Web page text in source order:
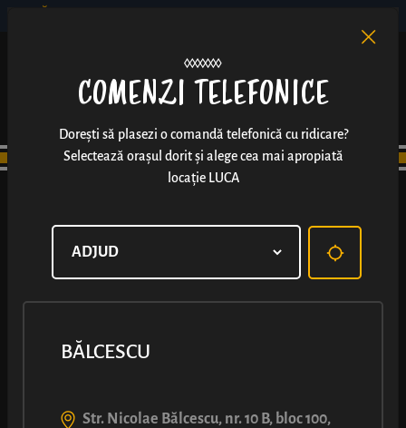
COMENZI TELEFONICE
Dorești să plasezi o comandă telefonică cu ridicare?
Selectează orașul dorit și alege cea mai apropiată
locație LUCA
BĂLCESCU
Str. Nicolae Bălcescu, nr. 10 B, bloc 100,